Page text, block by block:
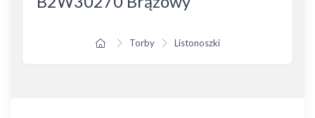
Torby Listonoszki